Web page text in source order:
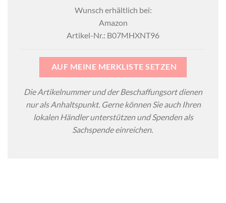
Wunsch erhältlich bei:
Amazon
Artikel-Nr.: B07MHXNT96
AUF MEINE MERKLISTE SETZEN
Die Artikelnummer und der Beschaffungsort dienen
nur als Anhaltspunkt. Gerne können Sie auch Ihren
lokalen Händler unterstützen und Spenden als
Sachspende einreichen.